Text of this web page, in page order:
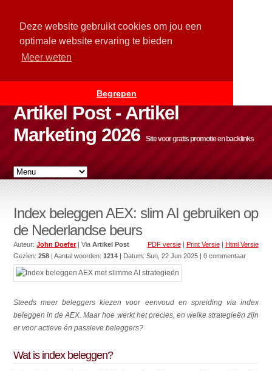
Deze website gebruikt cookies om jou een
optimale website ervaring te bieden
Meer weten
Begrepen
Artikel Post - Artikel
Marketing 2026
Site voor gratis promotie en backlinks
Index beleggen AEX: slim AI gebruiken op
de Nederlandse beurs
PDF versie| Print Versie| Html Versie
Auteur:John Doefer| ViaArtikel Post
Gezien:258 | Aantal woorden:1214 | Datum:Sun, 22 Jun 2025 | 0 commentaar
Steeds meer beleggers kiezen voor eenvoud en spreiding via index
beleggen in de AEX. Maar hoe werkt het precies, en welke strategieën zijn
er voor actieve én passieve beleggers?
Wat is index beleggen?